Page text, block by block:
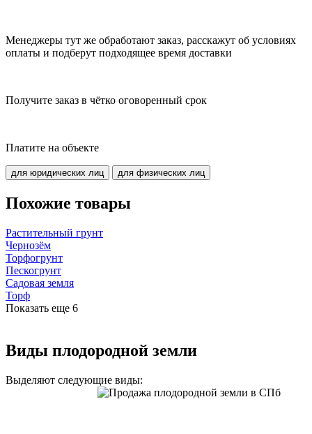
Менеджеры тут же обработают заказ, расскажут об условиях
оплаты и подберут подходящее время доставки
Получите заказ в чётко оговоренный срок
Платите на объекте
для юридических лиц для физических лиц
Похожие товары
Растительный грунт
Чернозём
Торфогрунт
Пескогрунт
Садовая земля
Торф
Показать еще 6
Виды плодородной земли
Выделяют следующие виды: